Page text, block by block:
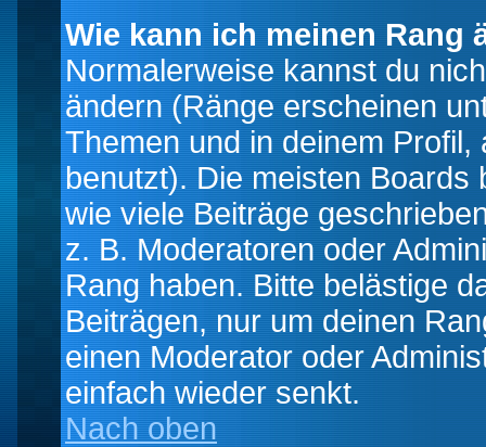
Wie kann ich meinen Rang
Normalerweise kannst du
ändern (Ränge erscheinen
Themen und in deinem
benutzt). Die meisten
wie viele Beiträge
z. B. Moderatoren oder
Rang haben. Bitte belästige
Beiträgen, nur um deinen
einen Moderator oder
einfach wieder senkt.
Nach oben